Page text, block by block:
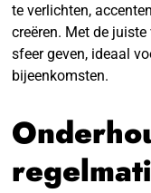
te verlichten,
creëren. Met de
sfeer geven, ideaal
bijeenkomsten.